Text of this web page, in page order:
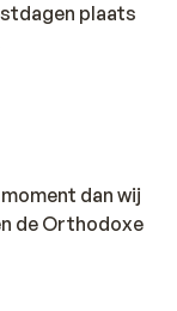
plaats
dan wij
de Orthodoxe